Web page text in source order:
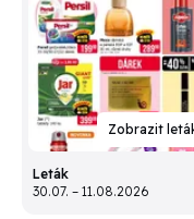
Zobrazit
Leták
30.07. – 11.08.2026